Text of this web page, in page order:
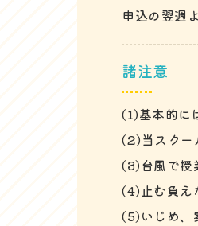
申込の翌週
諸注意
(1)基本的に
(2)当スクー
(3)台風で授
(4)止む負え
(5)いじめ、